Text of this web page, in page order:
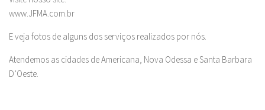
www.JFMA.com.br
E veja fotos de alguns dos serviços realizados por nós.
Atendemos as cidades de Americana, Nova Odessa e Santa Barbara
D’Oeste.